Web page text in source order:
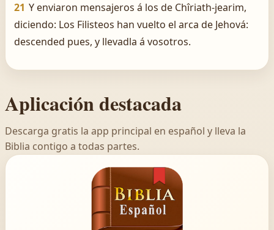
21 Y enviaron mensajeros á los de Chîriath-jearim,
diciendo: Los Filisteos han vuelto el arca de Jehová:
descended pues, y llevadla á vosotros.
Aplicación destacada
Descarga gratis la app principal en español y lleva la
Biblia contigo a todas partes.